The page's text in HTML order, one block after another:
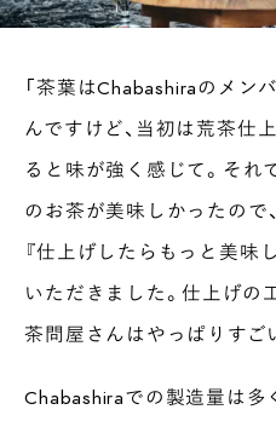
「茶葉はChabashiraのメン
んですけど、当初は荒茶仕
ると味が強く感じて。それ
のお茶が美味しかったので
『仕上げしたらもっと美味
いただきました。仕上げの
茶問屋さんはやっぱりすご
Chabashiraでの製造量は多